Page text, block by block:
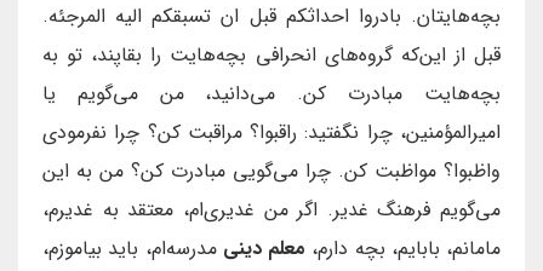
بچه‌هایتان. بادروا احداثکم قبل ان تسبقکم الیه المرجئه.
قبل از این‌که گروه‌های انحرافی بچه‌هایت را بقاپند، تو به
بچه‌هایت مبادرت کن. می‌دانید، من می‌گویم یا
امیرالمؤمنین، چرا نگفتید: راقبوا؟ مراقبت کن؟ چرا نفرمودی
واظبوا؟ مواظبت کن. چرا می‌گویی مبادرت کن؟ من به این
می‌گویم فرهنگ غدیر. اگر من غدیری‌ام، معتقد به غدیرم،
مامانم، بابایم، بچه دارم، معلم دینی مدرسه‌ام، باید بیاموزم،